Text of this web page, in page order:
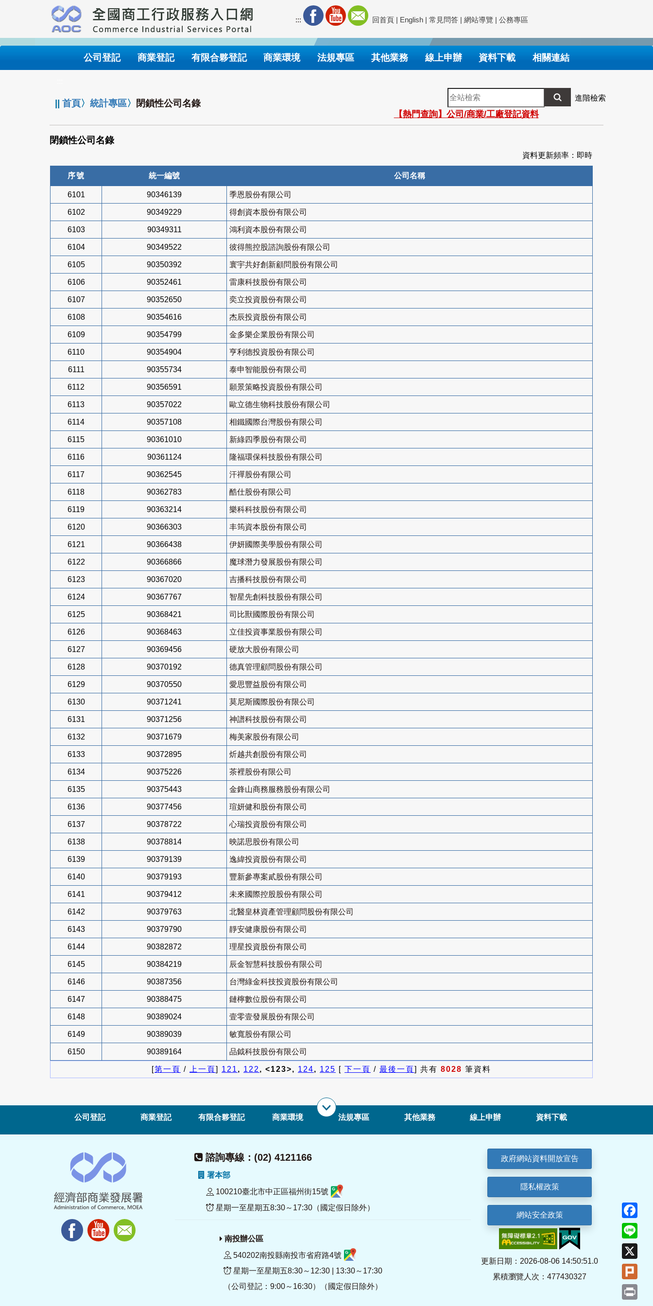
要
內
::: 回首頁 | English | 常見問答 | 網站導覽 | 公務專區
公司登記 商業登記 有限合夥登記 商業環境 法規專區 其他業務 線上申辦 資料下載 相關連結
||首頁〉統計專區〉 閉鎖性公司名錄
全
站
檢
索
進階檢索
【熱門查詢】公司/商業/工廠登記資料
閉鎖性公司名錄
資料更新頻率：即時
序號 統一編號 公司名稱
6101 90346139 季恩股份有限公司
6102 90349229 得創資本股份有限公司
6103 90349311 鴻利資本股份有限公司
6104 90349522 彼得熊控股諮詢股份有限公司
6105 90350392 寰宇共好創新顧問股份有限公司
6106 90352461 雷康科技股份有限公司
6107 90352650 奕立投資股份有限公司
6108 90354616 杰辰投資股份有限公司
6109 90354799 金多樂企業股份有限公司
6110 90354904 亨利德投資股份有限公司
6111 90355734 泰申智能股份有限公司
6112 90356591 願景策略投資股份有限公司
6113 90357022 歐立德生物科技股份有限公司
6114 90357108 相鐵國際台灣股份有限公司
6115 90361010 新綠四季股份有限公司
6116 90361124 隆福環保科技股份有限公司
6117 90362545 汗禪股份有限公司
6118 90362783 酷仕股份有限公司
6119 90363214 樂科科技股份有限公司
6120 90366303 丰筠資本股份有限公司
6121 90366438 伊妍國際美學股份有限公司
6122 90366866 魔球潛力發展股份有限公司
6123 90367020 吉播科技股份有限公司
6124 90367767 智星先創科技股份有限公司
6125 90368421 司比獸國際股份有限公司
6126 90368463 立佳投資事業股份有限公司
6127 90369456 硬放大股份有限公司
6128 90370192 德真管理顧問股份有限公司
6129 90370550 愛思豐益股份有限公司
6130 90371241 莫尼斯國際股份有限公司
6131 90371256 神譜科技股份有限公司
6132 90371679 梅美家股份有限公司
6133 90372895 炘越共創股份有限公司
6134 90375226 茶裡股份有限公司
6135 90375443 金鋒山商務服務股份有限公司
6136 90377456 瑄妍健和股份有限公司
6137 90378722 心瑞投資股份有限公司
6138 90378814 映諾思股份有限公司
6139 90379139 逸緯投資股份有限公司
6140 90379193 豐新參專案貳股份有限公司
6141 90379412 未來國際控股股份有限公司
6142 90379763 北醫皇林資產管理顧問股份有限公司
6143 90379790 靜安健康股份有限公司
6144 90382872 理星投資股份有限公司
6145 90384219 辰金智慧科技股份有限公司
6146 90387356 台灣綠金科技投資股份有限公司
6147 90388475 鏈檸數位股份有限公司
6148 90389024 壹零壹發展股份有限公司
6149 90389039 敏寬股份有限公司
6150 90389164 品鉞科技股份有限公司
[第一頁 / 上一頁] 121, 122, <123>, 124, 125 [ 下一頁 / 最後一頁] 共有 8028 筆資料
公司登記 商業登記 有限合夥登記 商業環境 法規專區 其他業務 線上申辦 資料下載
諮詢專線：(02) 4121166
署本部
100210臺北市中正區福州街15號
星期一至星期五8:30～17:30（國定假日除外）
南投辦公區
540202南投縣南投市省府路4號
星期一至星期五8:30～12:30 | 13:30～17:30
（公司登記：9:00～16:30）（國定假日除外）
政府網站資料開放宣告
隱私權政策
網站安全政策
更新日期：2026-08-06 14:50:51.0
累積瀏覽人次：477430327